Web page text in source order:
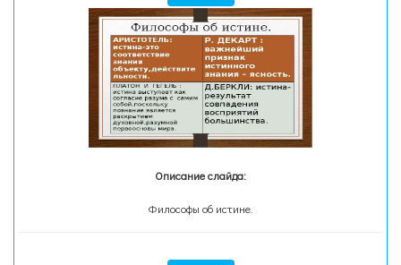
Описание слайда:
Философы об истине.